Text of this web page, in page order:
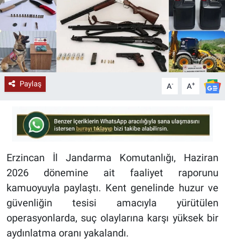
Paylaş A- A+
Erzincan İl Jandarma Komutanlığı, Haziran
2026 dönemine ait faaliyet raporunu
kamuoyuyla paylaştı. Kent genelinde huzur ve
güvenliğin tesisi amacıyla yürütülen
operasyonlarda, suç olaylarına karşı yüksek bir
aydınlatma oranı yakalandı.